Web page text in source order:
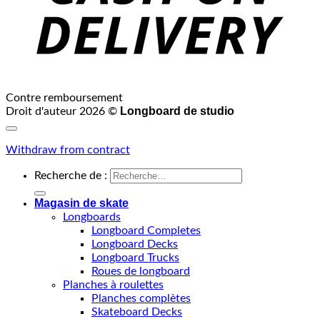
Contre remboursement
Droit d'auteur 2026 © Longboard de studio
Withdraw from contract
Recherche de :
Magasin de skate
Longboards
Longboard Completes
Longboard Decks
Longboard Trucks
Roues de longboard
Planches à roulettes
Planches complètes
Skateboard Decks